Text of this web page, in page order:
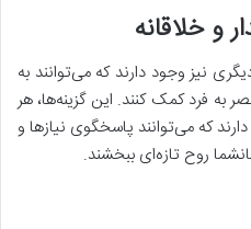
و خلاقانه
نیز وجود دارند که می‌توانند به
فرد کمک کنند. این گزینه‌ها، هر
که می‌توانند پاسخگوی نیازها و
روح تازه‌ای ببخشند.